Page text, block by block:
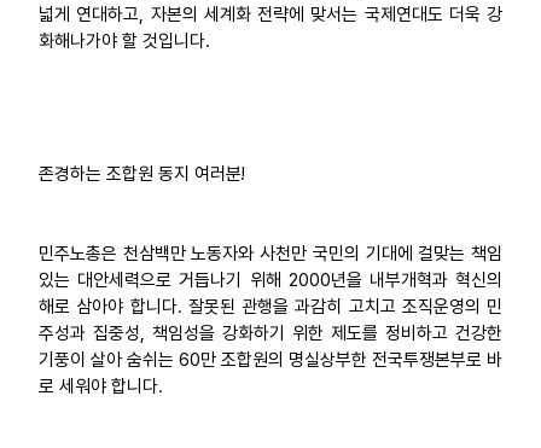
넓게 연대하고, 자본의 세계화 전략에 맞서는 국제연대도 더욱 강
화해나가야 할 것입니다.
존경하는 조합원 동지 여러분!
민주노총은 천삼백만 노동자와 사천만 국민의 기대에 걸맞는 책임
있는 대안세력으로 거듭나기 위해 2000년을 내부개혁과 혁신의
해로 삼아야 합니다. 잘못된 관행을 과감히 고치고 조직운영의 민
주성과 집중성, 책임성을 강화하기 위한 제도를 정비하고 건강한
기풍이 살아 숨쉬는 60만 조합원의 명실상부한 전국투쟁본부로 바
로 세워야 합니다.